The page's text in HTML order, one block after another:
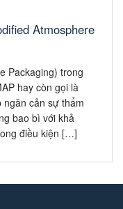
Atmosphere
Packaging) trong
hay còn gọi là
ngăn cản sự thẩm
bao bì với khả
điều kiện […]